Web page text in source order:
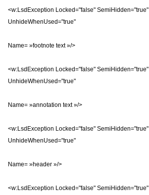
<w:LsdException Locked="false" SemiHidden="true"
UnhideWhenUsed="true"
Name= »footnote text »/>
<w:LsdException Locked="false" SemiHidden="true"
UnhideWhenUsed="true"
Name= »annotation text »/>
<w:LsdException Locked="false" SemiHidden="true"
UnhideWhenUsed="true"
Name= »header »/>
<w:LsdException Locked="false" SemiHidden="true"